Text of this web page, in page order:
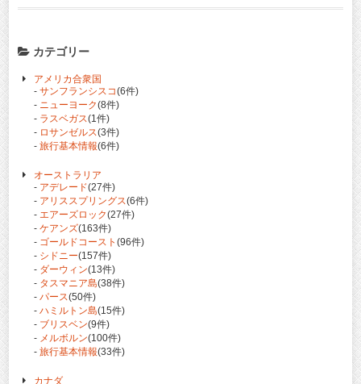
カテゴリー
アメリカ合衆国
- サンフランシスコ(6件)
- ニューヨーク(8件)
- ラスベガス(1件)
- ロサンゼルス(3件)
- 旅行基本情報(6件)
オーストラリア
- アデレード(27件)
- アリススプリングス(6件)
- エアーズロック(27件)
- ケアンズ(163件)
- ゴールドコースト (96件)
- シドニー(157件)
- ダーウィン(13件)
- タスマニア島(38件)
- パース(50件)
- ハミルトン島(15件)
- ブリスベン(9件)
- メルボルン(100件)
- 旅行基本情報(33件)
カナダ